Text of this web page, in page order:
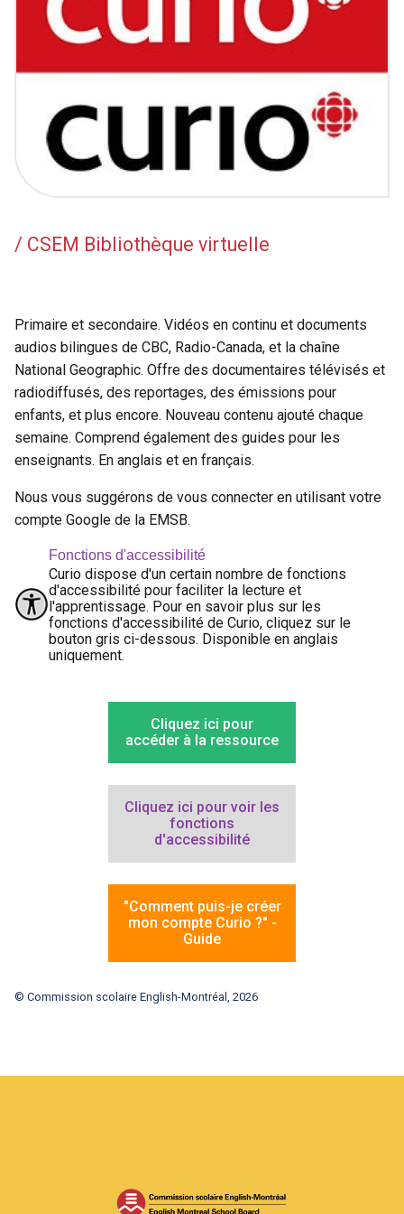
/ CSEM Bibliothèque virtuelle
Primaire et secondaire. Vidéos en continu et documents
audios bilingues de CBC, Radio-Canada, et la chaîne
National Geographic. Offre des documentaires télévisés et
radiodiffusés, des reportages, des émissions pour
enfants, et plus encore. Nouveau contenu ajouté chaque
semaine. Comprend également des guides pour les
enseignants. En anglais et en français.
Nous vous suggérons de vous connecter en utilisant votre
compte Google de la EMSB.
Fonctions d'accessibilité
Curio dispose d'un certain nombre de fonctions
d'accessibilité pour faciliter la lecture et
l'apprentissage. Pour en savoir plus sur les
fonctions d'accessibilité de Curio, cliquez sur le
bouton gris ci-dessous. Disponible en anglais
uniquement.
Cliquez ici pour
accéder à la ressource
Cliquez ici pour voir les
fonctions
d'accessibilité
"Comment puis-je créer
mon compte Curio ?" -
Guide
© Commission scolaire English-Montréal, 2026